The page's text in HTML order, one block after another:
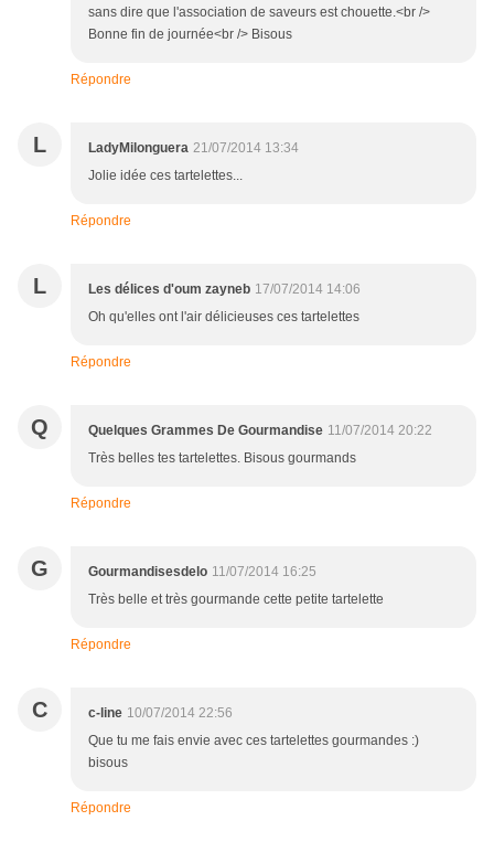
sans dire que l'association de saveurs est chouette.<br />
Bonne fin de journée<br /> Bisous
Répondre
L LadyMilonguera 21/07/2014 13:34
Jolie idée ces tartelettes...
Répondre
L Les délices d'oum zayneb 17/07/2014 14:06
Oh qu'elles ont l'air délicieuses ces tartelettes
Répondre
Q Quelques Grammes De Gourmandise 11/07/2014 20:22
Très belles tes tartelettes. Bisous gourmands
Répondre
G Gourmandisesdelo 11/07/2014 16:25
Très belle et très gourmande cette petite tartelette
Répondre
C c-line 10/07/2014 22:56
Que tu me fais envie avec ces tartelettes gourmandes :)
bisous
Répondre